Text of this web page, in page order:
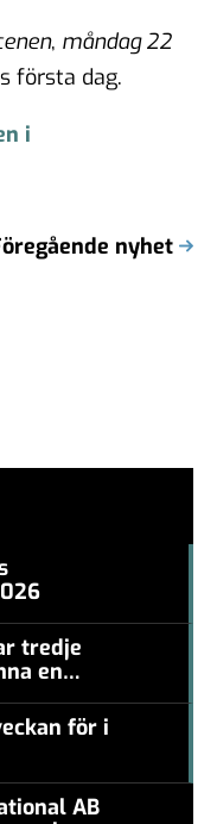
, måndag 22
första dag.
i
nyhet
tredje
en
för i
AB